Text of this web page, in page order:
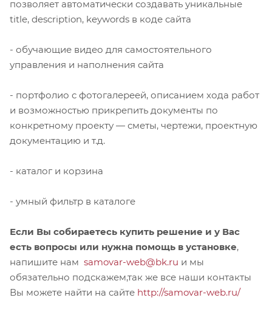
позволяет автоматически создавать уникальные
title, description, keywords в коде сайта
- обучающие видео для самостоятельного
управления и наполнения сайта
- портфолио с фотогалереей, описанием хода работ
и возможностью прикрепить документы по
конкретному проекту — сметы, чертежи, проектную
документацию и т.д.
- каталог и корзина
- умный фильтр в каталоге
Если Вы собираетесь купить решение и у Вас
есть вопросы или нужна помощь в установке,
напишите нам samovar-web@bk.ru и мы
обязательно подскажем,так же все наши контакты
Вы можете найти на сайте http://samovar-web.ru/